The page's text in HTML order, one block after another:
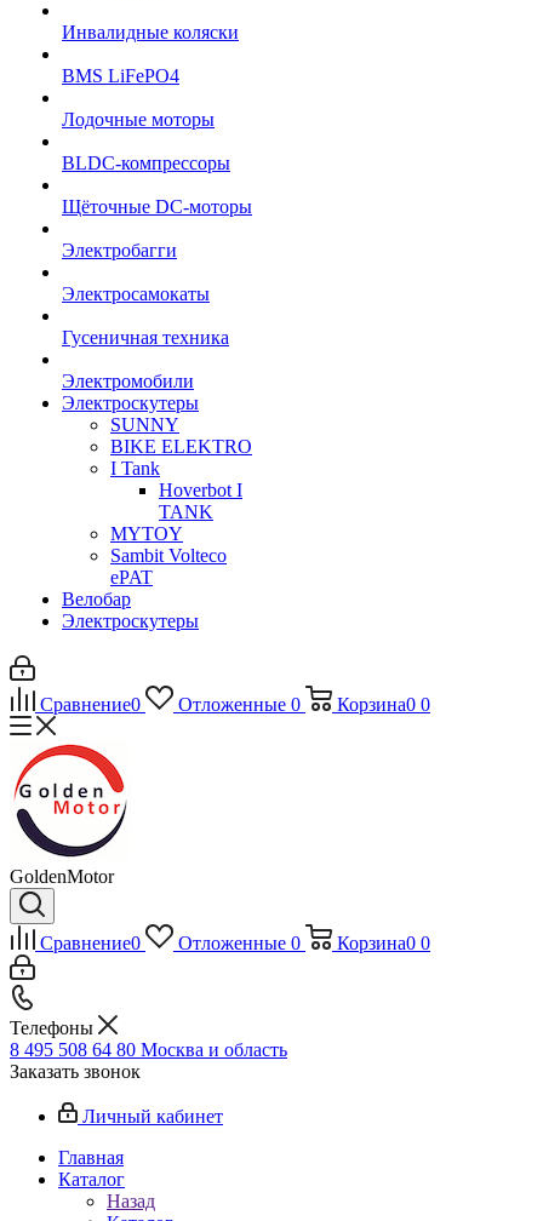
Инвалидные коляски
BMS LiFePO4
Лодочные моторы
BLDC-компрессоры
Щёточные DC-моторы
Электробагги
Электросамокаты
Гусеничная техника
Электромобили
Электроскутеры
SUNNY
BIKE ELEKTRO
I Tank
Hoverbot I
TANK
MYTOY
Sambit Volteco
ePAT
Велобар
Электроскутеры
Сравнение0 Отложенные 0 Корзина0 0
GoldenMotor
Сравнение0 Отложенные 0 Корзина0 0
Телефоны
8 495 508 64 80 Москва и область
Заказать звонок
Личный кабинет
Главная
Каталог
Назад